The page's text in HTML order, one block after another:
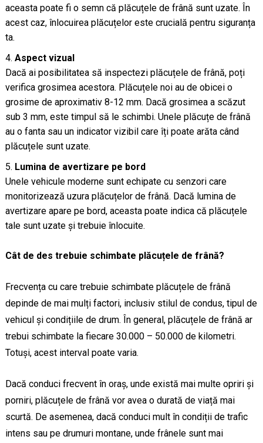
aceasta poate fi o semn că plăcuțele de frână sunt uzate. În
acest caz, înlocuirea plăcuțelor este crucială pentru siguranța
ta.
Aspect vizual
Dacă ai posibilitatea să inspectezi plăcuțele de frână, poți
verifica grosimea acestora. Plăcuțele noi au de obicei o
grosime de aproximativ 8-12 mm. Dacă grosimea a scăzut
sub 3 mm, este timpul să le schimbi. Unele plăcuțe de frână
au o fanta sau un indicator vizibil care îți poate arăta când
plăcuțele sunt uzate.
Lumina de avertizare pe bord
Unele vehicule moderne sunt echipate cu senzori care
monitorizează uzura plăcuțelor de frână. Dacă lumina de
avertizare apare pe bord, aceasta poate indica că plăcuțele
tale sunt uzate și trebuie înlocuite.
Cât de des trebuie schimbate plăcuțele de frână?
Frecvența cu care trebuie schimbate plăcuțele de frână
depinde de mai mulți factori, inclusiv stilul de condus, tipul de
vehicul și condițiile de drum. În general, plăcuțele de frână ar
trebui schimbate la fiecare 30.000 – 50.000 de kilometri.
Totuși, acest interval poate varia.
Dacă conduci frecvent în oraș, unde există mai multe opriri și
porniri, plăcuțele de frână vor avea o durată de viață mai
scurtă. De asemenea, dacă conduci mult în condiții de trafic
intens sau pe drumuri montane, unde frânele sunt mai